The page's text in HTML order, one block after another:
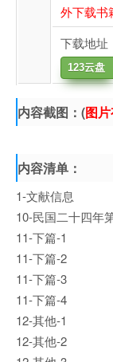
外下载书
下载地址
123云盘
内容截图：(图
内容清单：
1-文献信息
10-民国二十四年
11-下篇-1
11-下篇-2
11-下篇-3
11-下篇-4
12-其他-1
12-其他-2